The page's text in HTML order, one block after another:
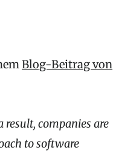
Blog-Beitrag von
companies are
to software